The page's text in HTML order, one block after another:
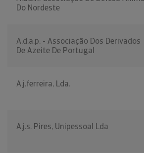
Do Nordeste
A.d.a.p. - Associação Dos Derivados
De Azeite De Portugal
A.j.ferreira, Lda.
A.j.s. Pires, Unipessoal Lda